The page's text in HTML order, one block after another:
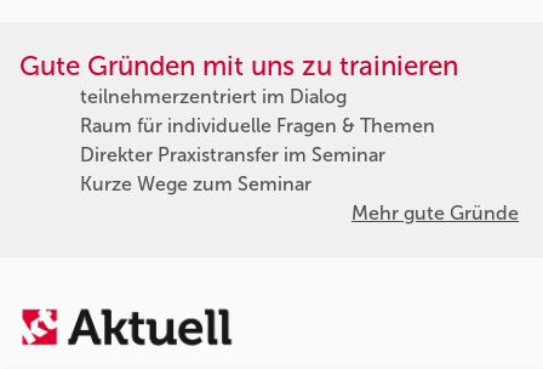
Gute Gründen mit uns zu trainieren
teilnehmerzentriert im Dialog
Raum für individuelle Fragen & Themen
Direkter Praxistransfer im Seminar
Kurze Wege zum Seminar
Mehr gute Gründe